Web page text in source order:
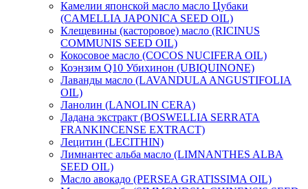
Камелии японской масло масло Цубаки
(CAMELLIA JAPONICA SEED OIL)
Клещевины (касторовое) масло (RICINUS
COMMUNIS SEED OIL)
Кокосовое масло (COCOS NUCIFERA OIL)
Коэнзим Q10 Убихинон (UBIQUINONE)
Лаванды масло (LAVANDULA ANGUSTIFOLIA
OIL)
Ланолин (LANOLIN CERA)
Ладана экстракт (BOSWELLIA SERRATA
FRANKINCENSE EXTRACT)
Лецитин (LECITHIN)
Лимнантес альба масло (LIMNANTHES ALBA
SEED OIL)
Масло авокадо (PERSEA GRATISSIMA OIL)